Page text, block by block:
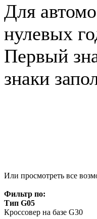
Для
нулевых
Первый
знаки
Или просмотреть все
Фильтр по:
Тип G05
Кроссовер на базе G30